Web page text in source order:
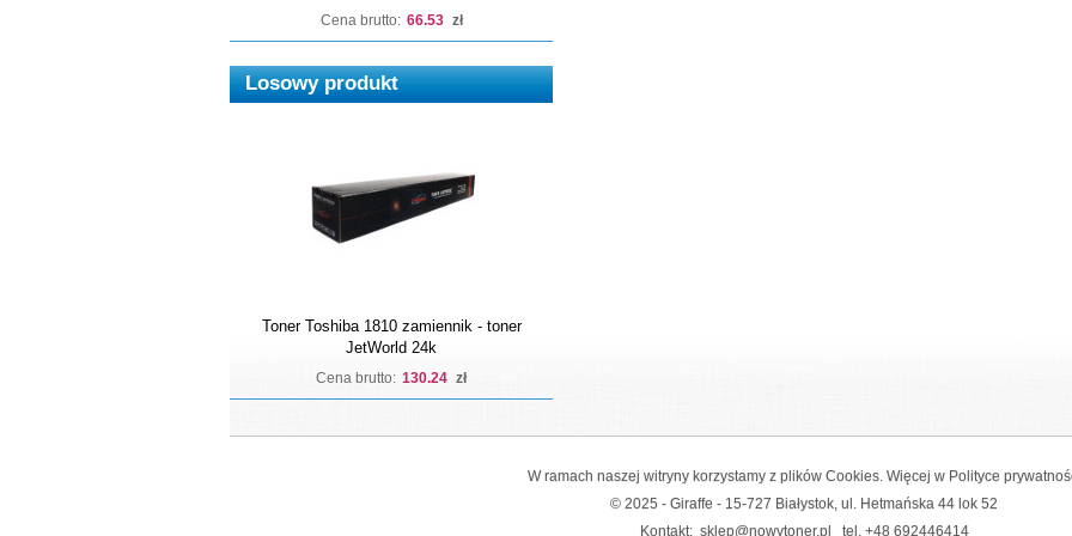
Cena brutto: 66.53 zł
Losowy produkt
Toner Toshiba 1810 zamiennik - toner
JetWorld 24k
Cena brutto: 130.24 zł
W ramach naszej witryny korzystamy z plików Cookies. Więcej w Polityce
© 2025 - Giraffe - 15-727 Białystok, ul. Hetmańska 44 lok 52
Kontakt: sklep@nowytoner.pl tel. +48 692446414